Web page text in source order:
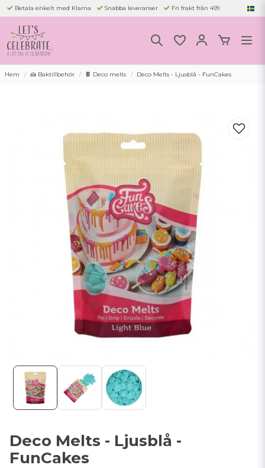
Betala enkelt med Klarna Snabba leveranser Fri frakt från 499
Hem 🍰 Baktillbehör 🍫 Deco melts Deco Melts - Ljusblå - FunCakes
Deco Melts - Ljusblå -
FunCakes